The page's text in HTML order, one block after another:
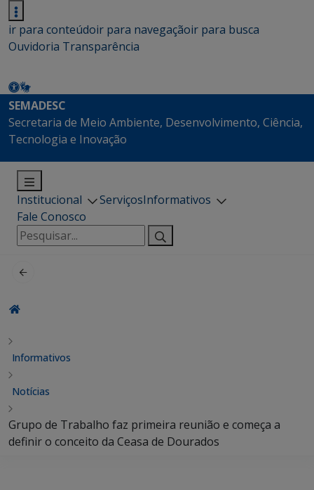
ir para conteúdoir para navegaçãoir para busca
Ouvidoria Transparência
SEMADESC
Secretaria de Meio Ambiente, Desenvolvimento, Ciência,
Tecnologia e Inovação
Institucional ServiçosInformativos
Fale Conosco
Pesquisar
por:
Informativos
Notícias
Grupo de Trabalho faz primeira reunião e começa a
definir o conceito da Ceasa de Dourados